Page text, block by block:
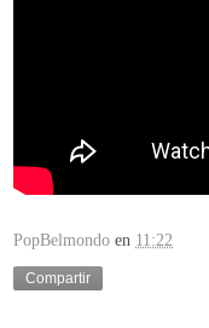
PopBelmondo en 11:22
Compartir